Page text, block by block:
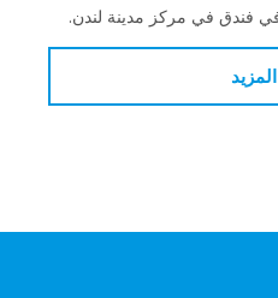
في مركز مدينة لندن.